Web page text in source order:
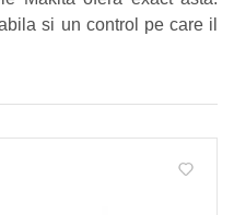
si un control pe care il